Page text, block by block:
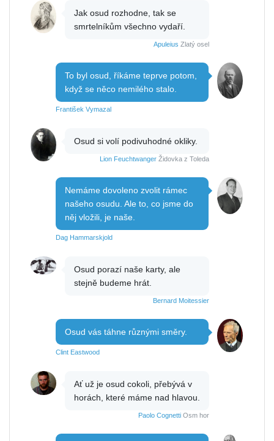
Jak osud rozhodne, tak se
smrtelníkům všechno vydaří.
Apuleius Zlatý osel
To byl osud, říkáme teprve potom,
když se něco nemilého stalo.
František Vymazal
Osud si volí podivuhodné okliky.
Lion Feuchtwanger Židovka z Toleda
Nemáme dovoleno zvolit rámec
našeho osudu. Ale to, co jsme do
něj vložili, je naše.
Dag Hammarskjold
Osud porazí naše karty, ale
stejně budeme hrát.
Bernard Moitessier
Osud vás táhne různými směry.
Clint Eastwood
Ať už je osud cokoli, přebývá v
horách, které máme nad hlavou.
Paolo Cognetti Osm hor